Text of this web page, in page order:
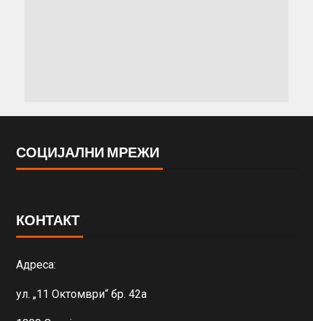
СОЦИЈАЛНИ МРЕЖИ
КОНТАКТ
Адреса:
ул. „11 Октомври“ бр. 42а